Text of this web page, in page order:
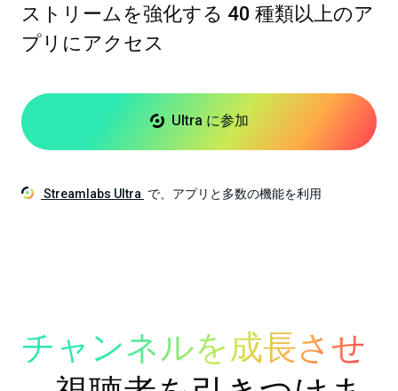
ストリームを強化する 40 種類以上のア
プリにアクセス
Ultra に参加
Streamlabs Ultra で、アプリと多数の機能を利用
チャンネルを成長させ